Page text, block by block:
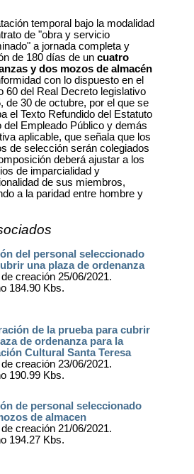
temporal bajo la modalidad
de "obra y servicio
a jornada completa y
de 180 días de un cuatro
y dos mozos de almacén
con lo dispuesto en el
60 del Real Decreto legislativo
de 30 de octubre, por el que se
el Texto Refundido del Estatuto
del Empleado Público y demás
aplicable, que señala que los
de selección serán colegiados
deberá ajustar a los
de imparcialidad y
de sus miembros,
a la paridad entre hombre y
del personal seleccionado
una plaza de ordenanza
creación 25/06/2021.
184.90 Kbs.
de la prueba para cubrir
de ordenanza para la
Cultural Santa Teresa
creación 23/06/2021.
190.99 Kbs.
de personal seleccionado
de almacen
creación 21/06/2021.
194.27 Kbs.